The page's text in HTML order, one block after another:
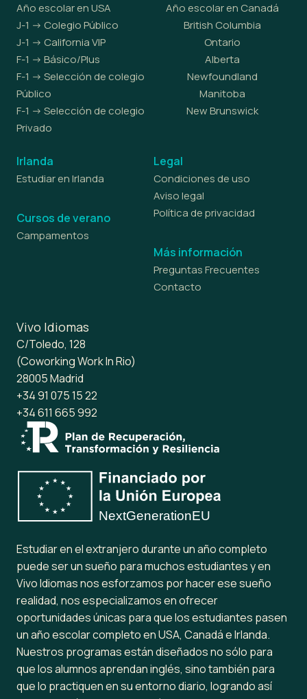
Año escolar en USA
J-1 -> Colegio Público
J-1 -> California VIP
F-1 -> Básico/Plus
F-1 -> Selección de colegio
Público
F-1 -> Selección de colegio
Privado
Año escolar en Canadá
British Columbia
Ontario
Alberta
Newfoundland
Manitoba
New Brunswick
Irlanda
Estudiar en Irlanda
Cursos de verano
Campamentos
Legal
Condiciones de uso
Aviso legal
Política de privacidad
Más información
Preguntas Frecuentes
Contacto
Vivo Idiomas
C/Toledo, 128
(Coworking Work In Rio)
28005 Madrid
+34 91 075 15 22
+34 611 665 992
Estudiar en el extranjero durante un año completo
puede ser un sueño para muchos estudiantes y en
Vivo Idiomas nos esforzamos por hacer ese sueño
realidad, nos especializamos en ofrecer
oportunidades únicas para que los estudiantes pasen
un año escolar completo en USA, Canadá e Irlanda.
Nuestros programas están diseñados no sólo para
que los alumnos aprendan inglés, sino también para
que lo practiquen en su entorno diario, logrando así